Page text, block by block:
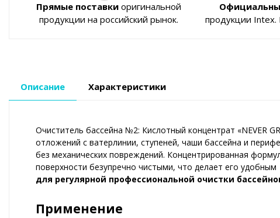
Прямые поставкиоригинальной
продукции на российский рынок.
продукции
Описание Характеристики
Очиститель бассейна №2: Кислотный концентрат «NEVER
отложений с ватерлинии, ступеней, чаши бассейна и
без механических повреждений. Концентрированная
поверхности безупречно чистыми, что делает его удобным
для регулярной профессиональной очистки
Применение